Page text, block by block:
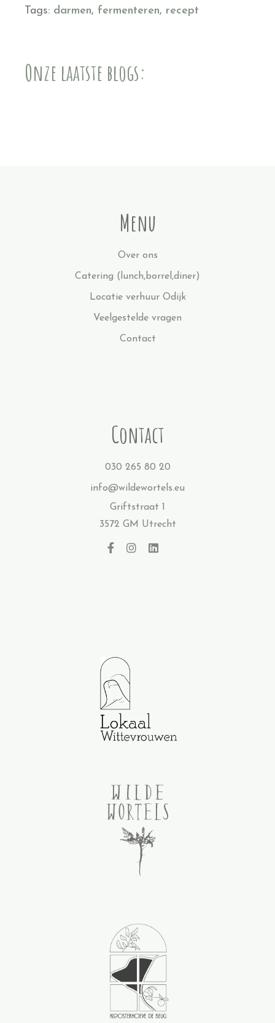
Tags: darmen, fermenteren, recept
Onze laatste blogs:
Menu
Over ons
Catering (lunch,borrel,diner)
Locatie verhuur Odijk
Veelgestelde vragen
Contact
Contact
030 265 80 20
info@wildewortels.eu
Griftstraat 1
3572 GM Utrecht